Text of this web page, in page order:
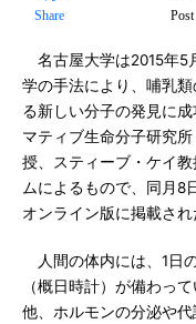
Share Post
名古屋大学は2015年5
学の手法により、哺乳
る新しい分子の発見に
マティブ生命分子研究
授、スティーブ・ケイ
ムによるもので、同月8
オンライン版に掲載され
人間の体内には、1日
（概日時計）が備わっ
他、ホルモンの分泌や